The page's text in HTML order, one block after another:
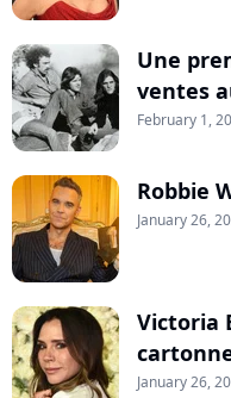
Une
ventes
February 1,
Robbie
January 26,
Victoria
January 26,